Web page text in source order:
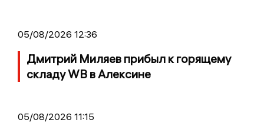
05/08/2026 12:36
Дмитрий Миляев прибыл к горящему
складу WB в Алексине
05/08/2026 11:15